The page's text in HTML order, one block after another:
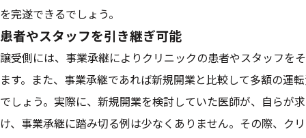
を完遂できるでしょう。
患者やスタッフを引き継ぎ可能
譲受側には、事業承継によりクリニックの患者やスタッフを
ます。また、事業承継であれば新規開業と比較して多額の運
でしょう。実際に、新規開業を検討していた医師が、自らが
け、事業承継に踏み切る例は少なくありません。その際、ク